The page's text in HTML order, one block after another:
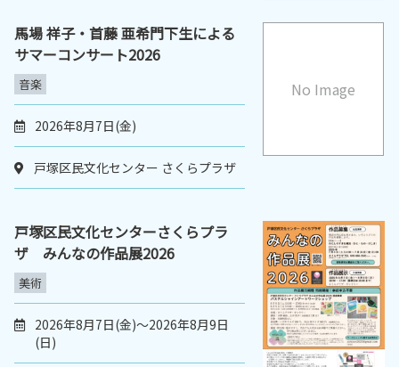
No Image
馬場 祥子・首藤 亜希門下生による
サマーコンサート2026
音楽
2026年8月7日(金)
戸塚区民文化センター さくらプラザ
戸塚区民文化センターさくらプラ
ザ みんなの作品展2026
美術
2026年8月7日(金)～2026年8月9日
(日)